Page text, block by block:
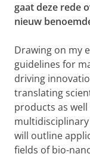
gaat deze rede
nieuw
Drawing on my
guidelines for
driving
translating
products as
will outline
fields of bio-